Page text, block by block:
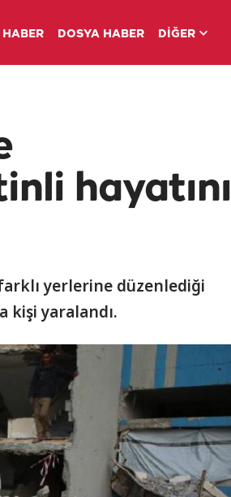
DOSYA HABER DİĞER
hayatını
yerlerine düzenlediği
kişi yaralandı.